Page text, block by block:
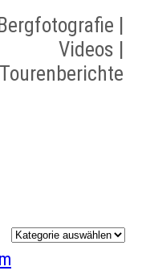
|
Videos |
Tourenberichte
Kategorien